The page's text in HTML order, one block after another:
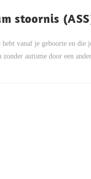
stoornis
vanaf je geboorte en die
zonder autisme door een